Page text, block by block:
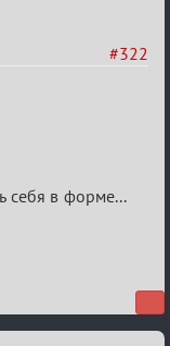
#322
себя в форме...